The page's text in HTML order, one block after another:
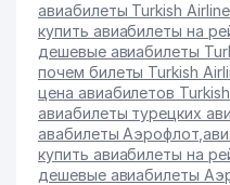
авиабилеты Turkish
купить авиабилеты на
дешевые авиабилеты
почем билеты Turkish
цена авиабилетов
авиабилеты турецких
авабилеты Аэрофлот ,
купить авиабилеты на
дешевые авиабилеты